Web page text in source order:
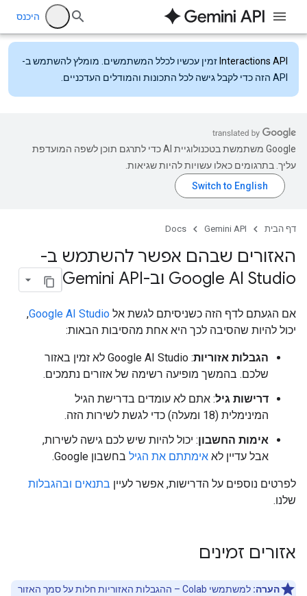
היכנס
Interactions API זמין עכשיו לכלל המשתמשים. מומלץ להשתמש ב-
API הזה כדי לקבל גישה לכל התכונות והמודלים העדכניים.
‫Google משתמשת בטכנולוגיית AI כדי לתרגם תוכן לשפה המועדפת
עליך. בתרגומים כאלו עשויות להיות שגיאות.
דף הבית Gemini API
Docs
האזורים שבהם אפשר להשתמש ב-
Google AI Studio וב-Gemini API
אם הגעתם לדף הזה כשניסיתם לגשת אל Google AI Studio
,
יכול להיות שהסיבה לכך היא אחת מהסיבות הבאות:
הגבלות אזוריות
: Google AI Studio לא זמין באזור
שלכם. בהמשך מופיעה רשימה של אזורים נתמכים.
דרישות גיל: אתם לא עומדים בדרישת הגיל
המינימלית (18 ומעלה) כדי לגשת לשירות הזה.
אימות החשבון: יכול להיות שיש לכם גישה לשירות,
אבל עדיין לא אימתתם את הגיל בחשבון Google.
לפרטים נוספים על הדרישות, אפשר לעיין בתנאים ובהגבלות
שלנו.
אזורים זמינים
הערה:
למשתמשי Colab – ההגבלות האזוריות חלות על סמך האזור